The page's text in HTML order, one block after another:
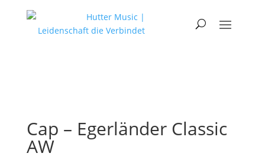
Cap – Egerländer Classic
AW